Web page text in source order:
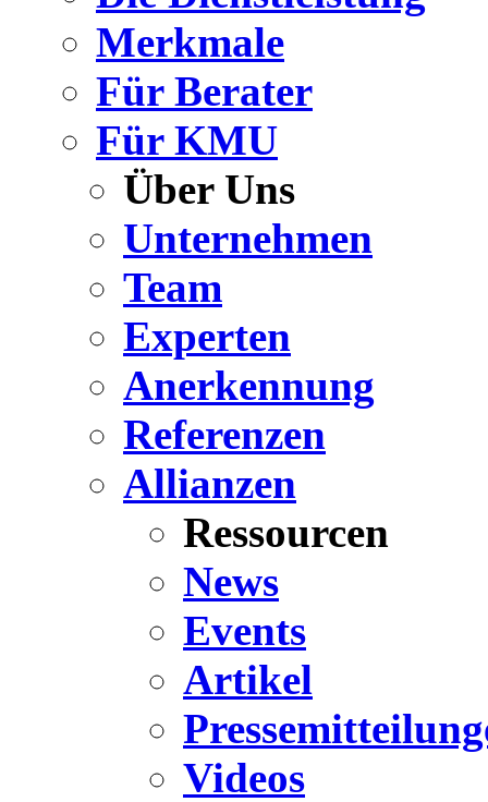
Merkmale
Für Berater
Für KMU
Über Uns
Unternehmen
Team
Experten
Anerkennung
Referenzen
Allianzen
Ressourcen
News
Events
Artikel
Videos